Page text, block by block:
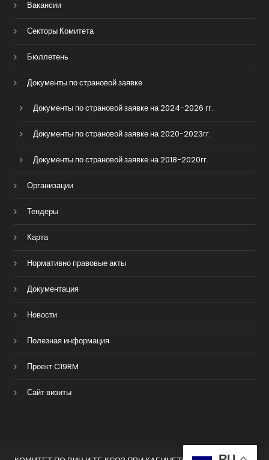
Вакансии
Секторы Комитета
Бюллетень
Документы по страновой заявке
Документы по страновой заявке на 2024-2026 гг.
Документы по страновой заявке на 2020-2023гг.
Документы по страновой заявке на 2018-2020гг.
Организации
Тендеры
Карта
Нормативно правовые акты
Документация
Новости
Полезная информация
Проект C19RM
Сайт визиты